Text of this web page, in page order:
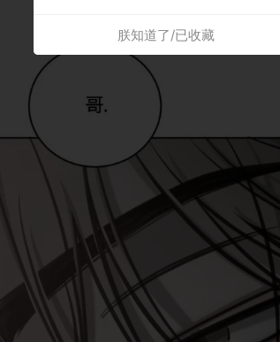
朕知道了/已收藏